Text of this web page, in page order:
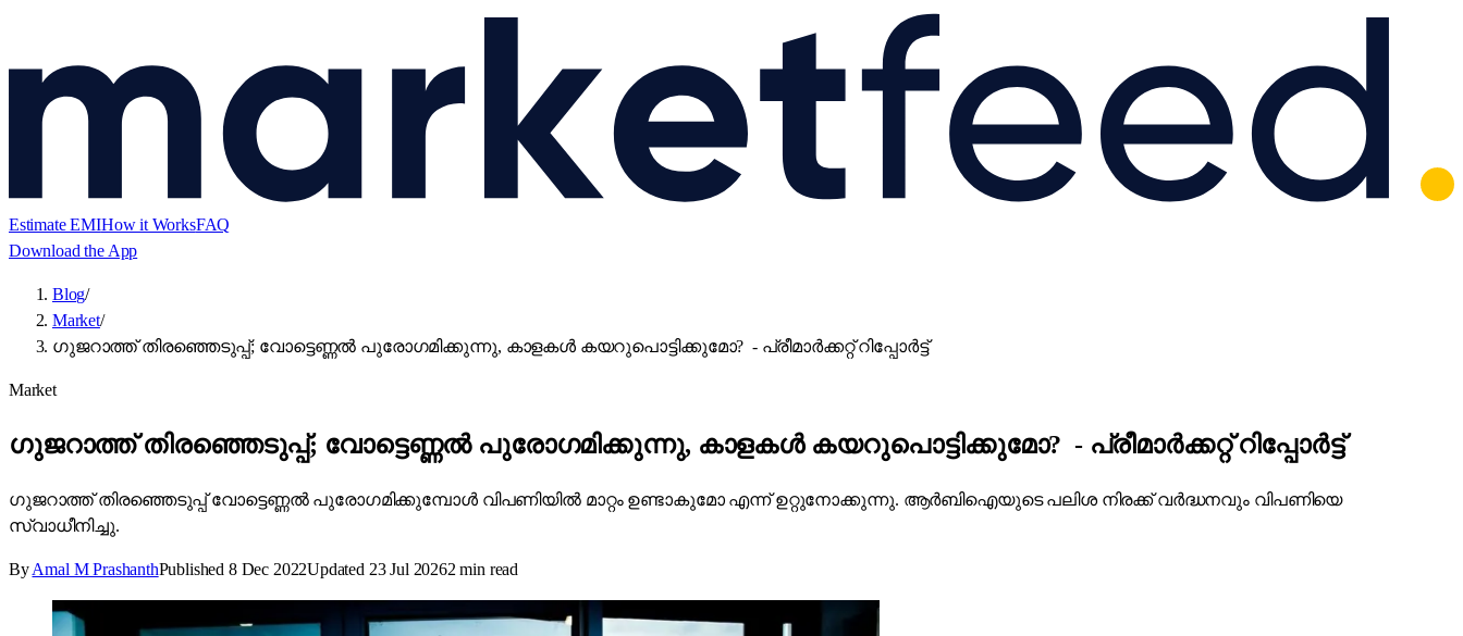
Estimate EMIHow it WorksFAQ
Download the App
Blog/
Market/
ഗുജറാത്ത് തിരഞ്ഞെടുപ്പ്; വോട്ടെണ്ണൽ പുരോഗമിക്കുന്നു, കാളകൾ കയറുപൊട്ടിക്കുമോ? - പ്രീമാർക്കറ്റ് റിപ്പോർട്ട്
Market
ഗുജറാത്ത് തിരഞ്ഞെടുപ്പ്; വോട്ടെണ്ണൽ പുരോഗമിക്കുന്നു, കാളകൾ കയറുപൊട്ടിക്കുമോ? - പ്രീമാർക്കറ്റ് റിപ്പോർട്ട്
ഗുജറാത്ത് തിരഞ്ഞെടുപ്പ് വോട്ടെണ്ണൽ പുരോഗമിക്കുമ്പോൾ വിപണിയിൽ മാറ്റം ഉണ്ടാകുമോ എന്ന് ഉറ്റുനോക്കുന്നു. ആർബിഐയുടെ പലിശ നിരക്ക് വർദ്ധനവും വിപണിയെ
സ്വാധീനിച്ചു.
ByAmal M PrashanthPublished 8 Dec 2022Updated 23 Jul 20262 min read